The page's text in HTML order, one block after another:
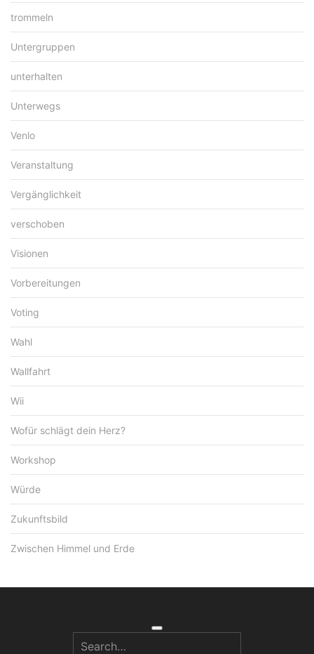
trommeln
Untergruppen
unterhalten
Unterwegs
Venlo
Veranstaltung
Vergänglichkeit
verschoben
Visionen
Vorbereitungen
Voting
Wahl
Wallfahrt
Wii
Wofür schlägt dein Herz?
Workshop
Würde
Zukunftsbild
Zwischen Himmel und Erde